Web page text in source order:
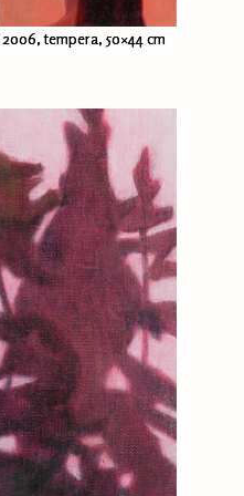
2006, tempera, 50×44 cm